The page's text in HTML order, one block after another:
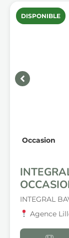
Occasion
DISPONIBLE
INTEGRAL
Agence